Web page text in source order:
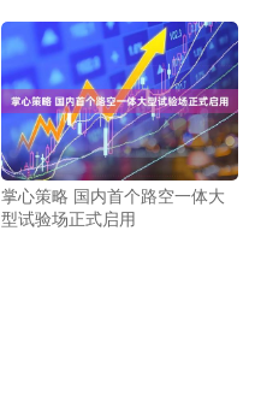
掌心策略 国内首个路空一体大
型试验场正式启用